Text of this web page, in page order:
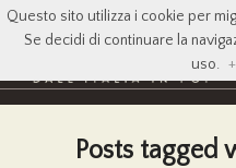
Posts tagged
Questo sito utilizza i cookie per
Se decidi di continuare la
uso.